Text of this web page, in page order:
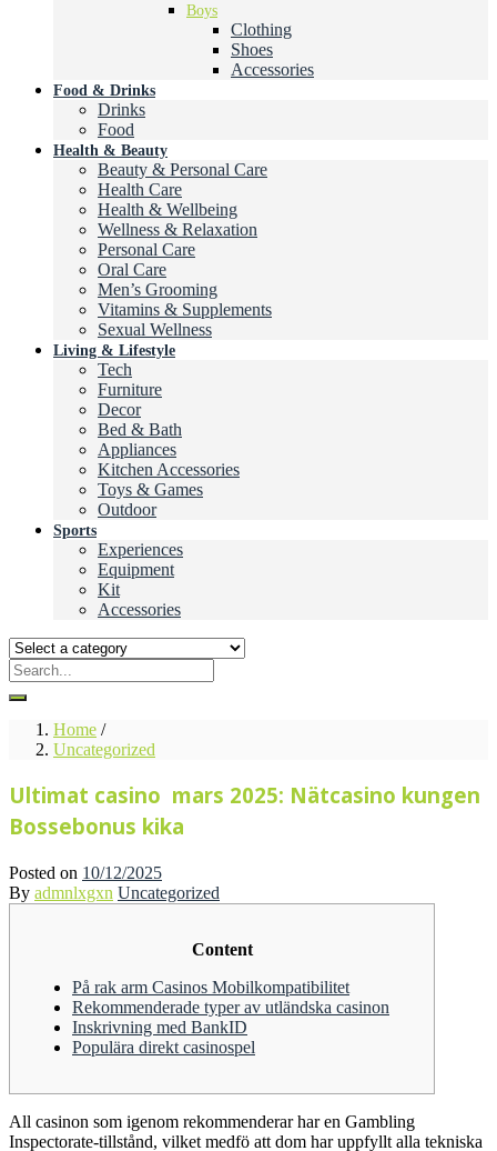
Boys
Clothing
Shoes
Accessories
Food & Drinks
Drinks
Food
Health & Beauty
Beauty & Personal Care
Health Care
Health & Wellbeing
Wellness & Relaxation
Personal Care
Oral Care
Men’s Grooming
Vitamins & Supplements
Sexual Wellness
Living & Lifestyle
Tech
Furniture
Decor
Bed & Bath
Appliances
Kitchen Accessories
Toys & Games
Outdoor
Sports
Experiences
Equipment
Kit
Accessories
Home /
Uncategorized
Ultimat casino ️ mars 2025: Nätcasino kungen
Bossebonus kika
Posted on 10/12/2025
By admnlxgxn Uncategorized
Content
På rak arm Casinos Mobilkompatibilitet
Rekommenderade typer av utländska casinon
Inskrivning med BankID
Populära direkt casinospel
All casinon som igenom rekommenderar har en Gambling
Inspectorate-tillstånd, vilket medfö att dom har uppfyllt alla tekniska